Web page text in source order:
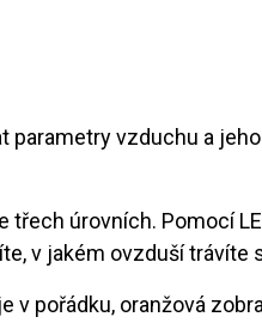
vzduchu a
úrovních. Pomocí
v jakém ovzduší trávíte
v pořádku, oranžová